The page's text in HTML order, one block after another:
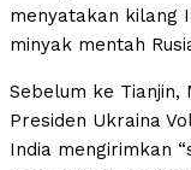
menyatakan kilang
minyak mentah
Sebelum ke
Presiden Ukraina
India mengirimkan